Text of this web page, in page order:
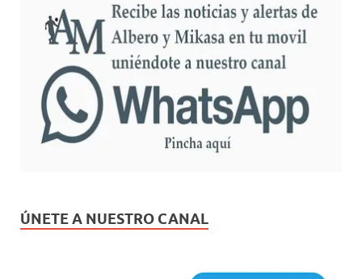
ÚNETE A NUESTRO CANAL